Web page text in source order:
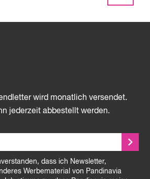
wird monatlich versendet.
jederzeit abbestellt werden.
dass ich Newsletter,
Werbematerial von Pandinavia